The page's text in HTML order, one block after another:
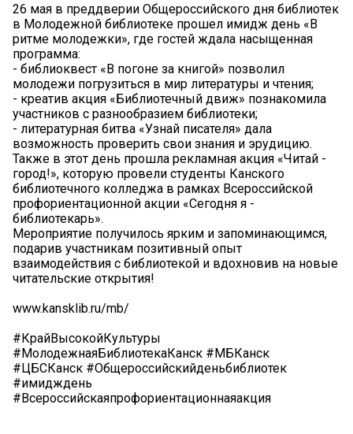
26 мая в преддверии Общероссийского дня библиотек
в Молодежной библиотеке прошел имидж день «В
ритме молодежки», где гостей ждала насыщенная
программа:
- библиоквест «В погоне за книгой» позволил
молодежи погрузиться в мир литературы и чтения;
- креатив акция «Библиотечный движ» познакомила
участников с разнообразием библиотеки;
- литературная битва «Узнай писателя» дала
возможность проверить свои знания и эрудицию.
Также в этот день прошла рекламная акция «Читай -
город!», которую провели студенты Канского
библиотечного колледжа в рамках Всероссийской
профориентационной акции «Сегодня я -
библиотекарь».
Мероприятие получилось ярким и запоминающимся,
подарив участникам позитивный опыт
взаимодействия с библиотекой и вдохновив на новые
читательские открытия!
www.kansklib.ru/mb/
#КрайВысокойКультуры
#МолодежнаяБиблиотекаКанск #МБКанск
#ЦБСКанск #Общероссийскийденьбиблиотек
#имидждень
#Всероссийскаяпрофориентационнаяакция